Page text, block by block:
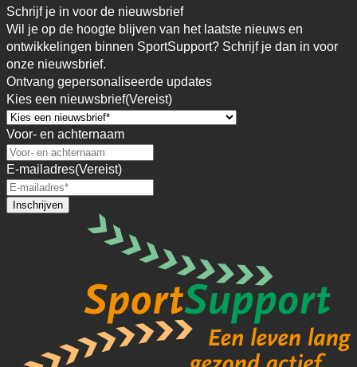
Schrijf je in voor de nieuwsbrief
Wil je op de hoogte blijven van het laatste nieuws en
ontwikkelingen binnen SportSupport? Schrijf je dan in voor
onze nieuwsbrief.
Ontvang gepersonaliseerde updates
Kies een nieuwsbrief(Vereist)
Voor- en achternaam
E-mailadres(Vereist)